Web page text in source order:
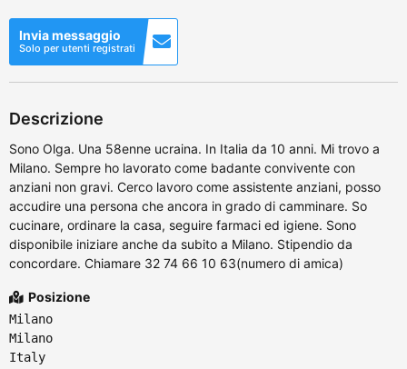
Invia messaggio
Solo per utenti registrati
Descrizione
Sono Olga. Una 58enne ucraina. In Italia da 10 anni. Mi trovo a
Milano. Sempre ho lavorato come badante convivente con
anziani non gravi. Cerco lavoro come assistente anziani, posso
accudire una persona che ancora in grado di camminare. So
cucinare, ordinare la casa, seguire farmaci ed igiene. Sono
disponibile iniziare anche da subito a Milano. Stipendio da
concordare. Chiamare 32 74 66 10 63(numero di amica)
Posizione
Milano
Milano
Italy